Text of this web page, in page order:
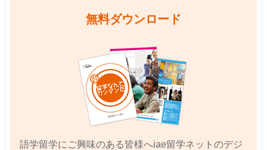
無料ダウンロード
語学留学にご興味のある皆様へiae留学ネットのデジ